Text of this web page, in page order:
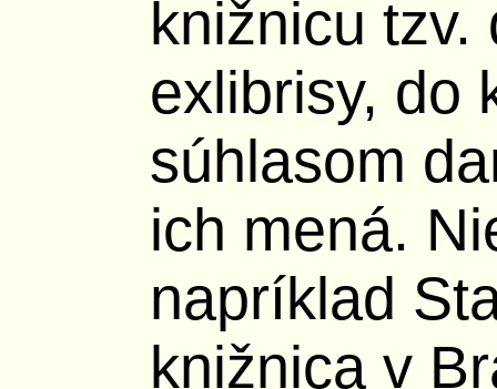
knižnicu tzv.
exlibrisy, do
súhlasom
ich mená.
napríklad
knižnica v